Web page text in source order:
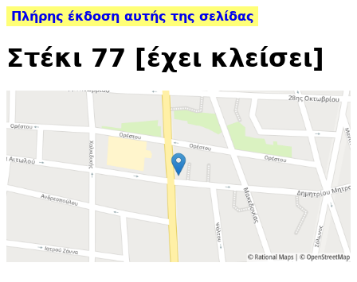
Πλήρης έκδοση αυτής της σελίδας
Στέκι 77 [έχει κλείσει]